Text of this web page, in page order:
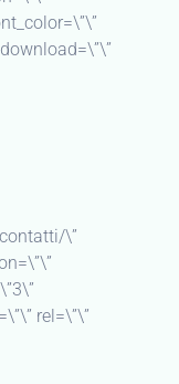
\”
rel=\”\”